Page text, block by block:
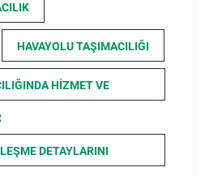
HAVAYOLU TAŞIMACILIĞI
HIZMET VE
DETAYLARINI